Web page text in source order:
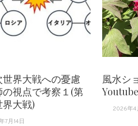
世界大戦への憂慮
の視点で考察１(第
大戦)
7月14日
風水シ
2026年4